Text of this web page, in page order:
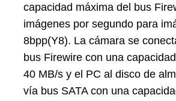
capacidad máxima del bus
imágenes por segundo para
8bpp(Y8). La cámara se
bus Firewire con una
40 MB/s y el PC al disco de
vía bus SATA con una